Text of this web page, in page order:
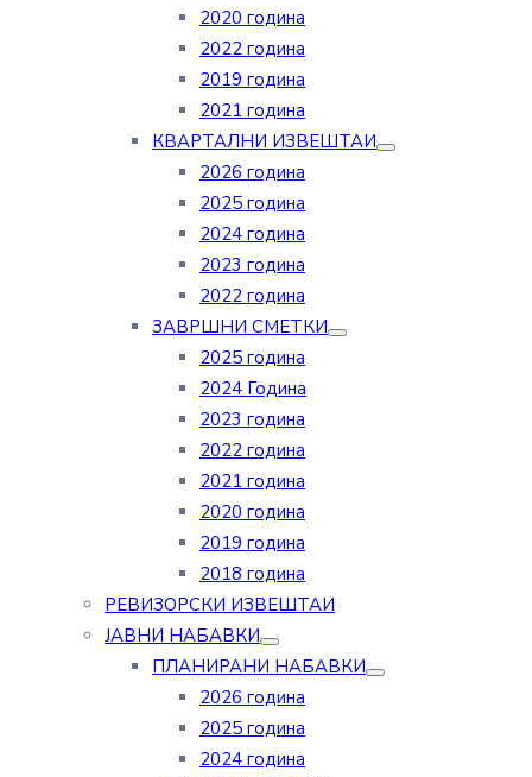
2020 година
2022 година
2019 година
2021 година
КВАРТАЛНИ ИЗВЕШТАИ
2026 година
2025 година
2024 година
2023 година
2022 година
ЗАВРШНИ СМЕТКИ
2025 година
2024 Година
2023 година
2022 година
2021 година
2020 година
2019 година
2018 година
РЕВИЗОРСКИ ИЗВЕШТАИ
ЈАВНИ НАБАВКИ
ПЛАНИРАНИ НАБАВКИ
2026 година
2025 година
2024 година